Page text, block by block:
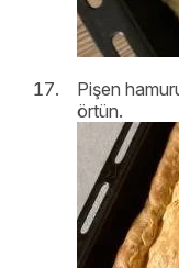
Pişen
örtün.